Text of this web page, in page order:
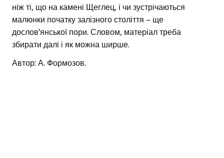
ніж ті, що на камені Щеглец, і чи зустрічаються
малюнки початку залізного століття – ще
дослов’янської пори. Словом, матеріал треба
збирати далі і як можна ширше.
Автор: А. Формозов.